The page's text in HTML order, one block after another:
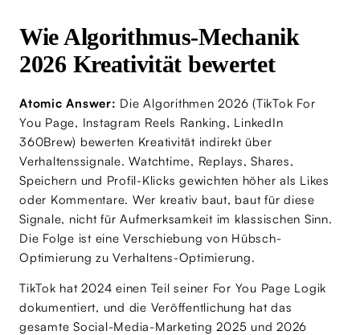
Wie Algorithmus-Mechanik
2026 Kreativität bewertet
Atomic Answer: Die Algorithmen 2026 (TikTok For
You Page, Instagram Reels Ranking, LinkedIn
360Brew) bewerten Kreativität indirekt über
Verhaltenssignale. Watchtime, Replays, Shares,
Speichern und Profil-Klicks gewichten höher als Likes
oder Kommentare. Wer kreativ baut, baut für diese
Signale, nicht für Aufmerksamkeit im klassischen Sinn.
Die Folge ist eine Verschiebung von Hübsch-
Optimierung zu Verhaltens-Optimierung.
TikTok hat 2024 einen Teil seiner For You Page Logik
dokumentiert, und die Veröffentlichung hat das
gesamte Social-Media-Marketing 2025 und 2026